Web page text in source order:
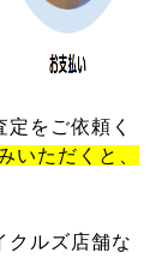
をご依頼く
いただくと、
クルズ店舗な